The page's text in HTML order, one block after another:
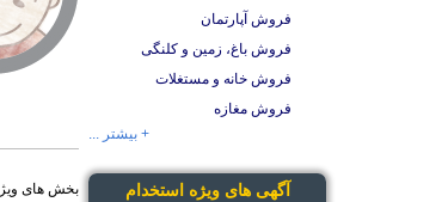
بخش های
فروش آپارتمان
فروش باغ، زمین و کلنگی
فروش خانه و مستغلات
فروش مغازه
+ بیشتر ...
آگهی های ویژه استخدام